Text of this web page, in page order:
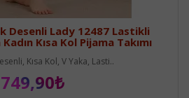
Desenli Lady 12487 Lastikli
Kısa Kol Pijama Takımı
Kısa Kol, V Yaka, Lasti..
749,90₺